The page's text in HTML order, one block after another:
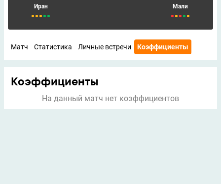
Иран Мали
Матч Статистика Личные встречи Коэффициенты
Коэффициенты
На данный матч нет коэффициентов